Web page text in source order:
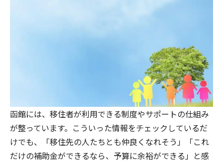
函館には、移住者が利用できる制度やサポートの仕組み
が整っています。こういった情報をチェックしているだ
けでも、「移住先の人たちとも仲良くなれそう」「これ
だけの補助金ができるなら、予算に余裕ができる」と感